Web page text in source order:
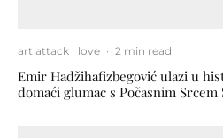
art attack love · 2 min read
Emir Hadžihafizbegović ulazi u
domaći glumac s Počasnim Srcem